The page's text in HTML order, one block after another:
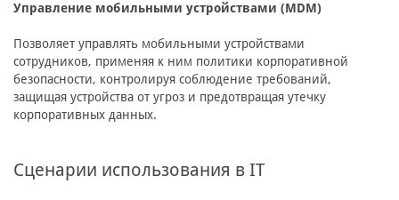
Управление мобильными устройствами (MDM)
Позволяет управлять мобильными устройствами
сотрудников, применяя к ним политики корпоративной
безопасности, контролируя соблюдение требований,
защищая устройства от угроз и предотвращая утечку
корпоративных данных.
Сценарии использования в IT